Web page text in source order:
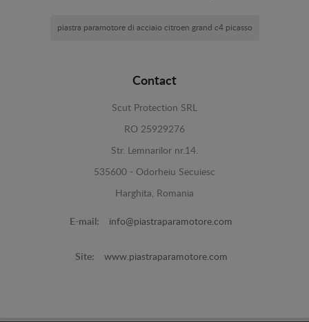
piastra paramotore di acciaio citroen grand c4 picasso
Contact
Scut Protection SRL
RO 25929276
Str. Lemnarilor nr.14.
535600 - Odorheiu Secuiesc
Harghita, Romania
E-mail: info@piastraparamotore.com
Site: www.piastraparamotore.com